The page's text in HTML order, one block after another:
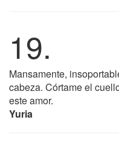
19.
Mansamente,
cabeza. Córtame el
este amor.
Yuria